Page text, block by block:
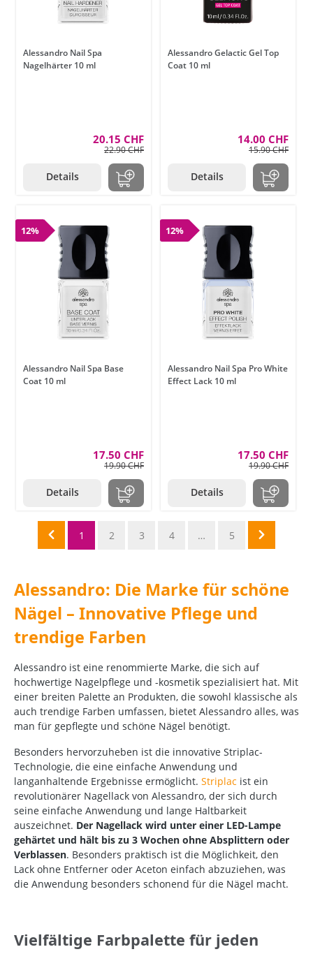
Alessandro Nail Spa
Nagelhärter 10 ml
20.15 CHF
22.90 CHF
Details
Alessandro Gelactic Gel Top
Coat 10 ml
14.00 CHF
15.90 CHF
Details
12%
Alessandro Nail Spa Base
Coat 10 ml
17.50 CHF
19.90 CHF
Details
12%
Alessandro Nail Spa Pro White
Effect Lack 10 ml
17.50 CHF
19.90 CHF
Details
1 2 3 4 … 5
Alessandro: Die Marke für schöne
Nägel – Innovative Pflege und
trendige Farben
Alessandro ist eine renommierte Marke, die sich auf
hochwertige Nagelpflege und -kosmetik spezialisiert hat. Mit
einer breiten Palette an Produkten, die sowohl klassische als
auch trendige Farben umfassen, bietet Alessandro alles, was
man für gepflegte und schöne Nägel benötigt.
Besonders hervorzuheben ist die innovative Striplac-
Technologie, die eine einfache Anwendung und
langanhaltende Ergebnisse ermöglicht. Striplac ist ein
revolutionärer Nagellack von Alessandro, der sich durch
seine einfache Anwendung und lange Haltbarkeit
auszeichnet. Der Nagellack wird unter einer LED-Lampe
gehärtet und hält bis zu 3 Wochen ohne Absplittern oder
Verblassen. Besonders praktisch ist die Möglichkeit, den
Lack ohne Entferner oder Aceton einfach abzuziehen, was
die Anwendung besonders schonend für die Nägel macht.
Vielfältige Farbpalette für jeden